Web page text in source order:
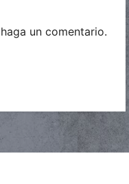
un comentario.